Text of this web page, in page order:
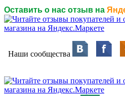
Оставить о нас отзыв на
Наши сообщества